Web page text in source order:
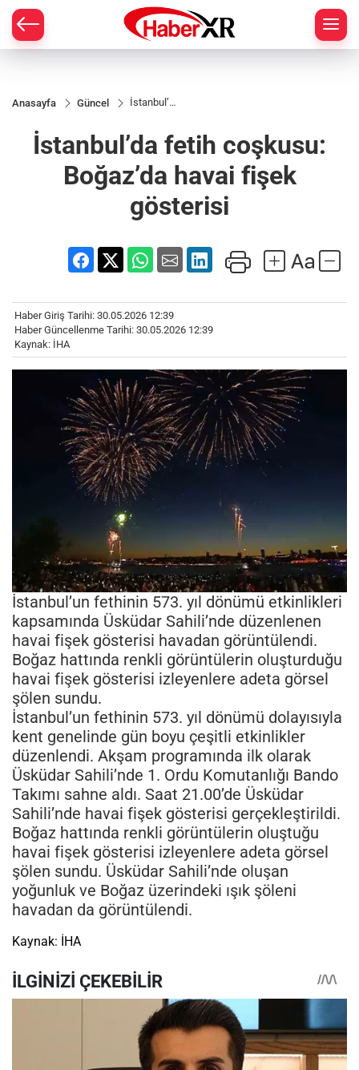
Anasayfa Güncel
İstanbul’da
Boğaz’da
havai fişek
gösterisi
İstanbul’da fetih coşkusu:
Boğaz’da havai fişek
gösterisi
Haber Giriş Tarihi: 30.05.2026 12:39
Haber Güncellenme Tarihi: 30.05.2026 12:39
Kaynak: İHA
İstanbul’un fethinin 573. yıl dönümü etkinlikleri
kapsamında Üsküdar Sahili’nde düzenlenen
havai fişek gösterisi havadan görüntülendi.
Boğaz hattında renkli görüntülerin oluşturduğu
havai fişek gösterisi izleyenlere adeta görsel
şölen sundu.
İstanbul’un fethinin 573. yıl dönümü dolayısıyla
kent genelinde gün boyu çeşitli etkinlikler
düzenlendi. Akşam programında ilk olarak
Üsküdar Sahili’nde 1. Ordu Komutanlığı Bando
Takımı sahne aldı. Saat 21.00’de Üsküdar
Sahili’nde havai fişek gösterisi gerçekleştirildi.
Boğaz hattında renkli görüntülerin oluştuğu
havai fişek gösterisi izleyenlere adeta görsel
şölen sundu. Üsküdar Sahili’nde oluşan
yoğunluk ve Boğaz üzerindeki ışık şöleni
havadan da görüntülendi.
Kaynak: İHA